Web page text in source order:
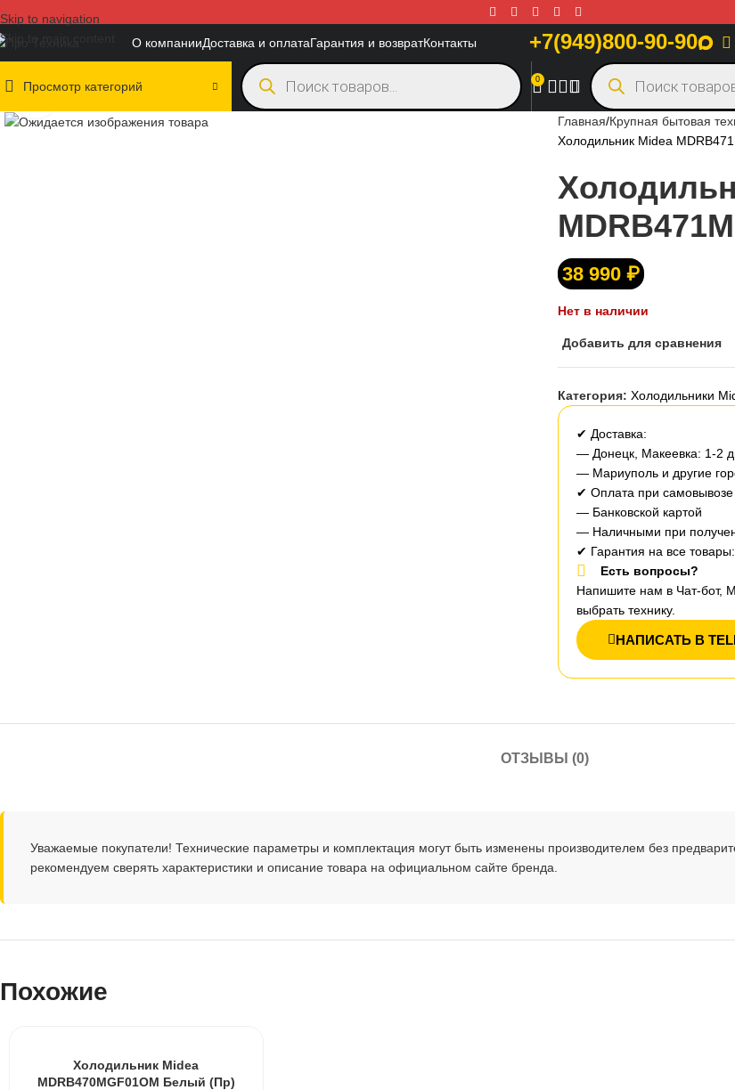
Skip to navigation
Skip to main content
О компанииДоставка и оплатаГарантия и возвратКонтакты +7(949)800-90-90
Просмотр категорий 0
Нажмите, чтобы увеличить
Главная Крупная бытовая
Холодильник Midea
38 990 ₽
Нет в наличии
Добавить для сравнения
Категория: Холодильники
✔ Доставка:
— Донецк, Макеевка: 1-2
— Мариуполь и другие
✔ Оплата при самовывозе
— Банковской картой
— Наличными при
✔ Гарантия на все товары:
Есть вопросы?
Напишите нам в Чат-бот,
выбрать технику.
НАПИСАТЬ В
ОТЗЫВЫ (0)
Уважаемые покупатели! Технические параметры и комплектация могут быть изменены производителем без
рекомендуем сверять характеристики и описание товара на официальном сайте бренда.
Похожие
Холодильник Midea
MDRB470MGF01OM Белый (Пр)